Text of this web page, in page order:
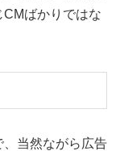
ばかりではな
、当然ながら広告